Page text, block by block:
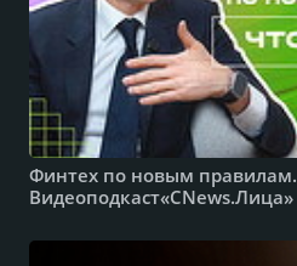
Финтех по новым правилам.
Видеоподкаст«CNews.Лица»